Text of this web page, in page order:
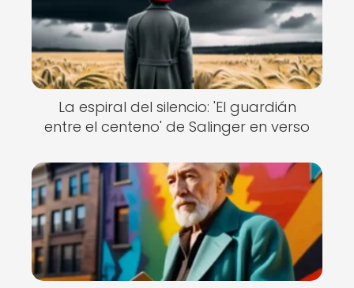
La espiral del silencio: 'El guardián
entre el centeno' de Salinger en verso